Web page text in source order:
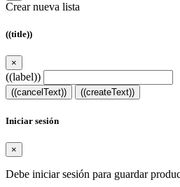
Crear nueva lista
((title))
×
((label))
((cancelText)) ((createText))
Iniciar sesión
×
Debe iniciar sesión para guardar